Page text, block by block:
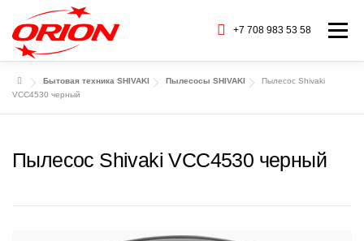
содержимому
+7 708 983 53 58 Меню
ГЛАВНАЯ КАТАЛОГ ТОВАРОВ
О НАС СЕРВИС БАРАХОЛКА
Бытовая техника SHIVAKI Пылесосы SHIVAKI
Пылесос Shivaki
VCC4530 черный
Пылесос Shivaki VCC4530 черный